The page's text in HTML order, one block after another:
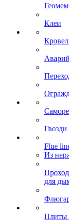
Клеи
Flue
Из
для
Плиты